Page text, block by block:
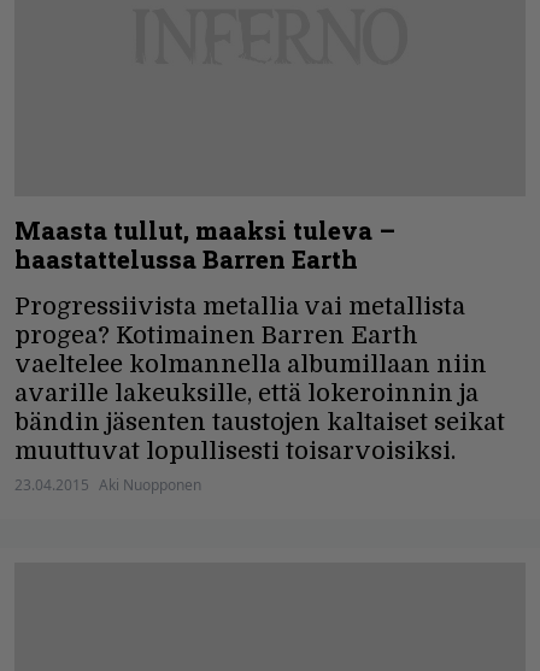
Maasta tullut, maaksi tuleva –
haastattelussa Barren Earth
Progressiivista metallia vai metallista
progea? Kotimainen Barren Earth
vaeltelee kolmannella albumillaan niin
avarille lakeuksille, että lokeroinnin ja
bändin jäsenten taustojen kaltaiset seikat
muuttuvat lopullisesti toisarvoisiksi.
23.04.2015 Aki Nuopponen